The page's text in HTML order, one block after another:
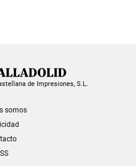
de Impresiones, S.L.
somos